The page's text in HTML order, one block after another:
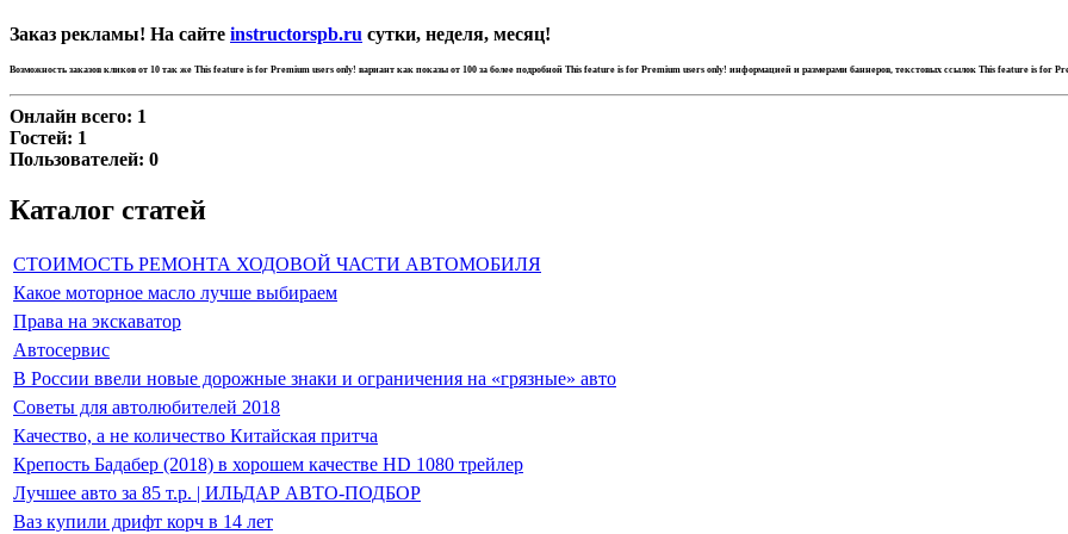
Заказ рекламы! На сайте instructorspb.ru сутки, неделя, месяц!
Возможность заказов кликов от 10 так же This feature is for Premium users only! вариант как показы от 100 за более подробной This feature is for Premium users only! информацией и размерами баннеров, текстовых ссылок This feature is for
Онлайн всего: 1
Гостей: 1
Пользователей: 0
Каталог статей
СТОИМОСТЬ РЕМОНТА ХОДОВОЙ ЧАСТИ АВТОМОБИЛЯ
Какое моторное масло лучше выбираем
Права на экскаватор
Автосервис
В России ввели новые дорожные знаки и ограничения на «грязные» авто
Советы для автолюбителей 2018
Качество, а не количество Китайская притча
Крепость Бадабер (2018) в хорошем качестве HD 1080 трейлер
Лучшее авто за 85 т.р. | ИЛЬДАР АВТО-ПОДБОР
Ваз купили дрифт корч в 14 лет